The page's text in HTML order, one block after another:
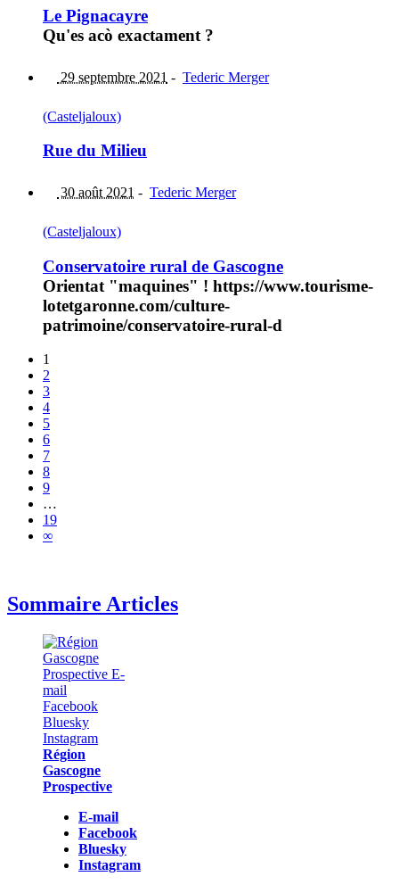
Le Pignacayre
Qu'es acò exactament ?
29 septembre 2021 - Tederic Merger
(Casteljaloux)
Rue du Milieu
30 août 2021 - Tederic Merger
(Casteljaloux)
Conservatoire rural de Gascogne
Orientat "maquines" ! https://www.tourisme-
lotetgaronne.com/culture-
patrimoine/conservatoire-rural-d
1
2
3
4
5
6
7
8
9
…
19
∞
Sommaire Articles
Région
Gascogne
Prospective
E-mail
Facebook
Bluesky
Instagram